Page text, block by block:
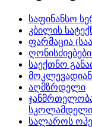
საფინანსო
კბილის
ფარმაცია
საექთნო
აღმზრდელი
სკოლამდელი
სალაროს